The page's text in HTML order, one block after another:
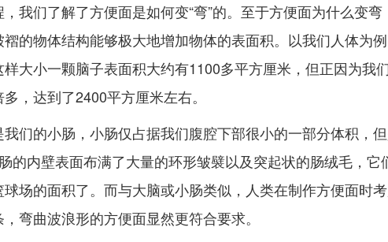
我们了解了方便面是如何变“弯”的。至于方便面为什么变
的物体结构能够极大地增加物体的表面积。以我们人体为
大小一颗脑子表面积大约有1100多平方厘米，但正因为
，达到了2400平方厘米左右。
们的小肠，小肠仅占据我们腹腔下部很小的一部分体积，
的内壁表面布满了大量的环形皱襞以及突起状的肠绒毛，
场的面积了。而与大脑或小肠类似，人类在制作方便面时
弯曲波浪形的方便面显然更符合要求。